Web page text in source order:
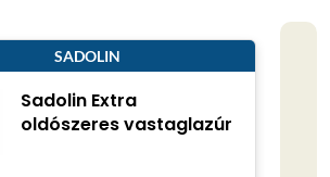
SADOLIN
Sadolin Extra
oldószeres vastaglazúr